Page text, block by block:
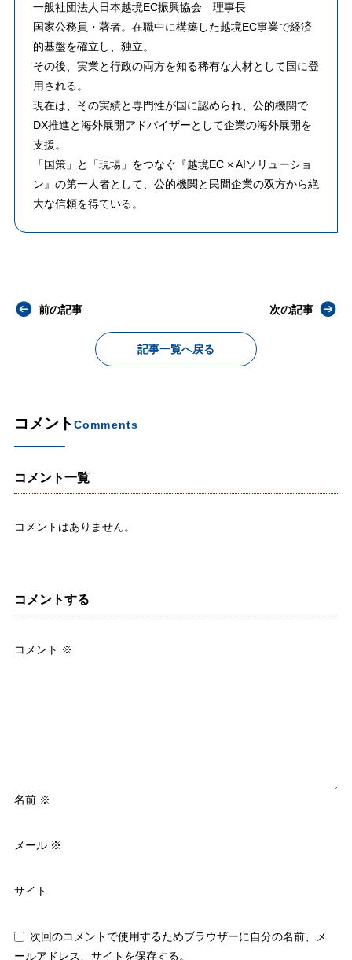
一般社団法人日本越境EC振興協会 理事長
​国家公務員・著者。在職中に構築した越境EC事業で経済
的基盤を確立し、独立。
その後、実業と行政の両方を知る稀有な人材として国に登
用される。
​現在は、その実績と専門性が国に認められ、公的機関で
DX推進と海外展開アドバイザーとして企業の海外展開を
支援。
「国策」と「現場」をつなぐ『越境EC × AIソリューショ
ン』の第一人者として、公的機関と民間企業の双方から絶
大な信頼を得ている。
前の記事
記事一覧へ戻る
次の記事
コメントComments
コメント一覧
コメントはありません。
コメントする
コメント ※
名前 ※
メール ※
サイト
次回のコメントで使用するためブラウザーに自分の名前、メ
ールアドレス、サイトを保存する。